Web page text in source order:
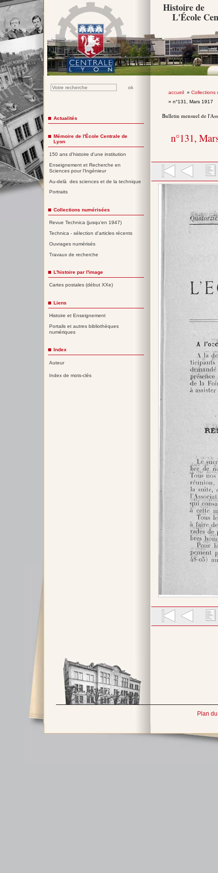
Histoire de
L'École
accueil» Collections
» n°131, Mars 1917
Bulletin mensuel de
n°131,
Actualités
Mémoire de l'École Centrale de
Lyon
150 ans d'histoire d'une institution
Enseignement et Recherche en
Sciences pour l'Ingénieur
Au-delà des sciences et de la technique
Portraits
Collections numérisées
Revue Technica (jusqu'en 1947)
Technica - sélection d'articles récents
Ouvrages numérisés
Travaux de recherche
L'histoire par l'image
Cartes postales (début XXe)
Liens
Histoire et Enseignement
Portails et autres bibliothèques
numériques
Index
Auteur
Index de mots-clés
Plan